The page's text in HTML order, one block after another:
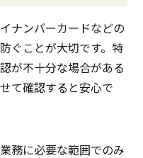
ナンバーカードなどの
ぐことが大切です。特
が不十分な場合がある
て確認すると安心で
務に必要な範囲でのみ